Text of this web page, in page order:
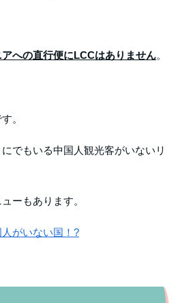
への直行便にLCCはありません。
。
でもいる中国人観光客がいないリ
ーもあります。
がいない国！?